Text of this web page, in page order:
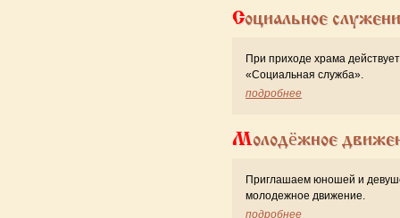
Социальное
При приходе храма действует
«Cоциальная служба».
подробнее
Молодёжное
Приглашаем юношей и
молодежное движение.
подробнее